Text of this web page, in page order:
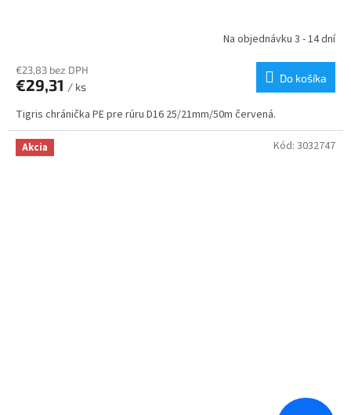
Na objednávku 3 - 14 dní
€23,83 bez DPH
€29,31 / ks
Do košíka
Tigris chránička PE pre rúru D16 25/21mm/50m červená.
Akcia Kód: 3032747